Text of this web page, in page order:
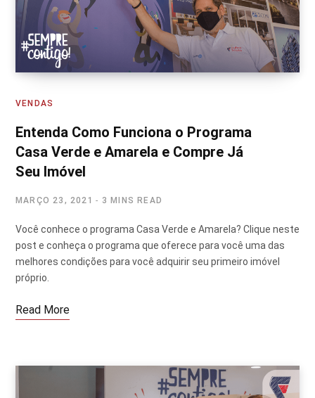
VENDAS
Entenda Como Funciona o Programa
Casa Verde e Amarela e Compre Já
Seu Imóvel
MARÇO 23, 2021 3 MINS READ
Você conhece o programa Casa Verde e Amarela? Clique neste
post e conheça o programa que oferece para você uma das
melhores condições para você adquirir seu primeiro imóvel
próprio.
Read More